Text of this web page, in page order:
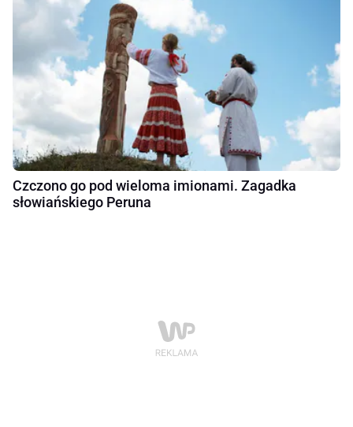
Czczono go pod wieloma imionami. Zagadka
słowiańskiego Peruna